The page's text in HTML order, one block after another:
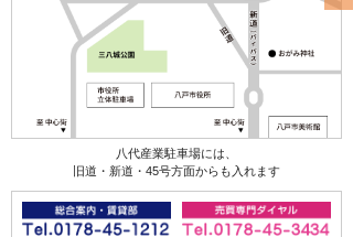
八代産業駐車場には、
旧道・新道・45号方面からも入れます